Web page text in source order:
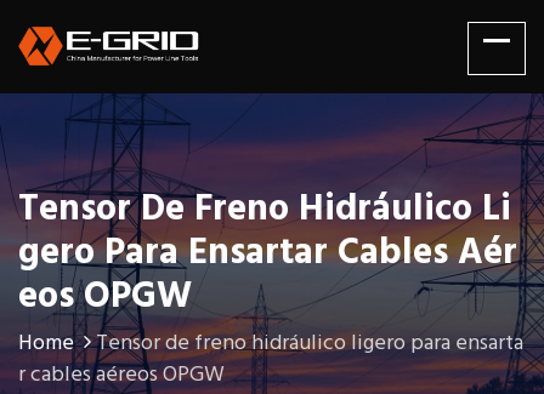
Tensor De Freno Hidráulico Li
Gero Para Ensartar Cables Aér
Eos OPGW
Home
Tensor de freno hidráulico ligero para ensarta
r cables aéreos OPGW